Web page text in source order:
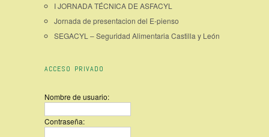
I JORNADA TÉCNICA DE ASFACYL
Jornada de presentacion del E-pienso
SEGACYL – Seguridad Alimentaria Castilla y León
ACCESO PRIVADO
Nombre de usuario:
Contraseña: